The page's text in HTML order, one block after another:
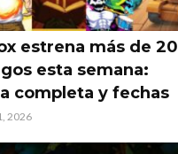
estrena más de 20
esta semana:
completa y fechas
2026